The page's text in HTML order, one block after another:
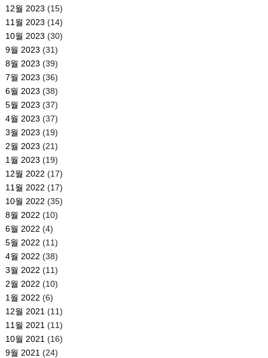
12월 2023 (15)
11월 2023 (14)
10월 2023 (30)
9월 2023 (31)
8월 2023 (39)
7월 2023 (36)
6월 2023 (38)
5월 2023 (37)
4월 2023 (37)
3월 2023 (19)
2월 2023 (21)
1월 2023 (19)
12월 2022 (17)
11월 2022 (17)
10월 2022 (35)
8월 2022 (10)
6월 2022 (4)
5월 2022 (11)
4월 2022 (38)
3월 2022 (11)
2월 2022 (10)
1월 2022 (6)
12월 2021 (11)
11월 2021 (11)
10월 2021 (16)
9월 2021 (24)